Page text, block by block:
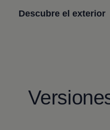
Descubre el exterior